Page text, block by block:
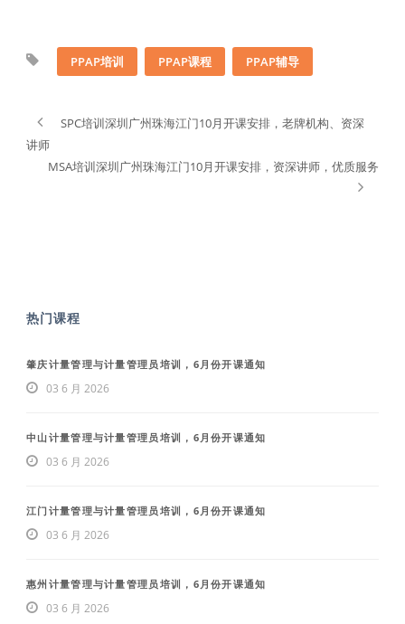
PPAP培训 PPAP课程 PPAP辅导
SPC培训深圳广州珠海江门10月开课安排，老牌机构、资深
讲师
MSA培训深圳广州珠海江门10月开课安排，资深讲师，优质服务
热门课程
肇庆计量管理与计量管理员培训，6月份开课通知
03 6 月 2026
中山计量管理与计量管理员培训，6月份开课通知
03 6 月 2026
江门计量管理与计量管理员培训，6月份开课通知
03 6 月 2026
惠州计量管理与计量管理员培训，6月份开课通知
03 6 月 2026